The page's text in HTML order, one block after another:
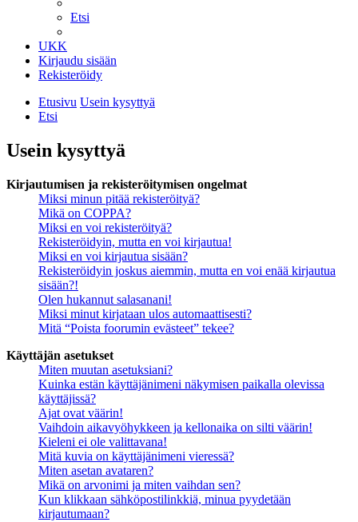
Etsi
UKK
Kirjaudu sisään
Rekisteröidy
Etusivu Usein kysyttyä
Etsi
Usein kysyttyä
Kirjautumisen ja rekisteröitymisen ongelmat
Miksi minun pitää rekisteröityä?
Mikä on COPPA?
Miksi en voi rekisteröityä?
Rekisteröidyin, mutta en voi kirjautua!
Miksi en voi kirjautua sisään?
Rekisteröidyin joskus aiemmin, mutta en voi enää kirjautua
sisään?!
Olen hukannut salasanani!
Miksi minut kirjataan ulos automaattisesti?
Mitä “Poista foorumin evästeet” tekee?
Käyttäjän asetukset
Miten muutan asetuksiani?
Kuinka estän käyttäjänimeni näkymisen paikalla olevissa
käyttäjissä?
Ajat ovat väärin!
Vaihdoin aikavyöhykkeen ja kellonaika on silti väärin!
Kieleni ei ole valittavana!
Mitä kuvia on käyttäjänimeni vieressä?
Miten asetan avataren?
Mikä on arvonimi ja miten vaihdan sen?
Kun klikkaan sähköpostilinkkiä, minua pyydetään
kirjautumaan?